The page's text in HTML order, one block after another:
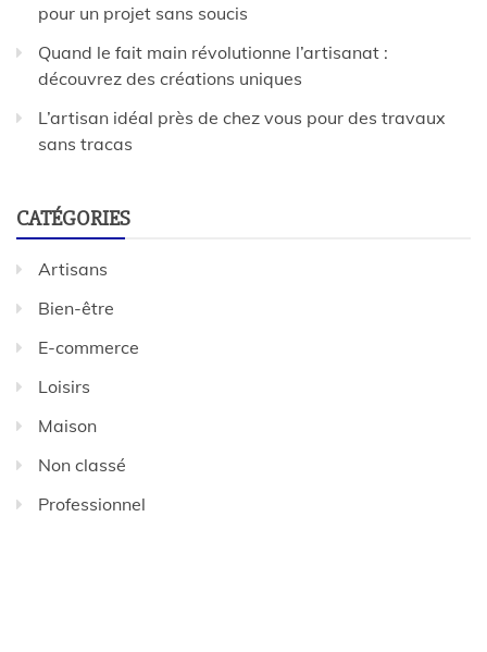
pour un projet sans soucis
Quand le fait main révolutionne l’artisanat :
découvrez des créations uniques
L’artisan idéal près de chez vous pour des travaux
sans tracas
CATÉGORIES
Artisans
Bien-être
E-commerce
Loisirs
Maison
Non classé
Professionnel